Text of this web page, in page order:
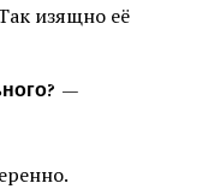
изящно её
—